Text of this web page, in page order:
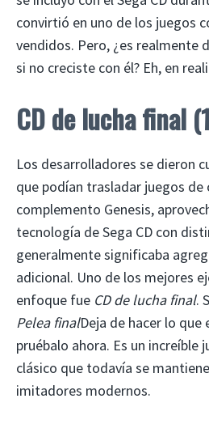
convirtió en uno de los juegos
vendidos. Pero, ¿es realmente
si no creciste con él? Eh, en
CD de lucha final
Los desarrolladores se dieron
que podían trasladar juegos
complemento Genesis,
tecnología de Sega CD con
generalmente significaba
adicional. Uno de los mejores
enfoque fue CD de lucha final.
Pelea finalDeja de hacer lo que
pruébalo ahora. Es un increíble
clásico que todavía se
imitadores modernos.